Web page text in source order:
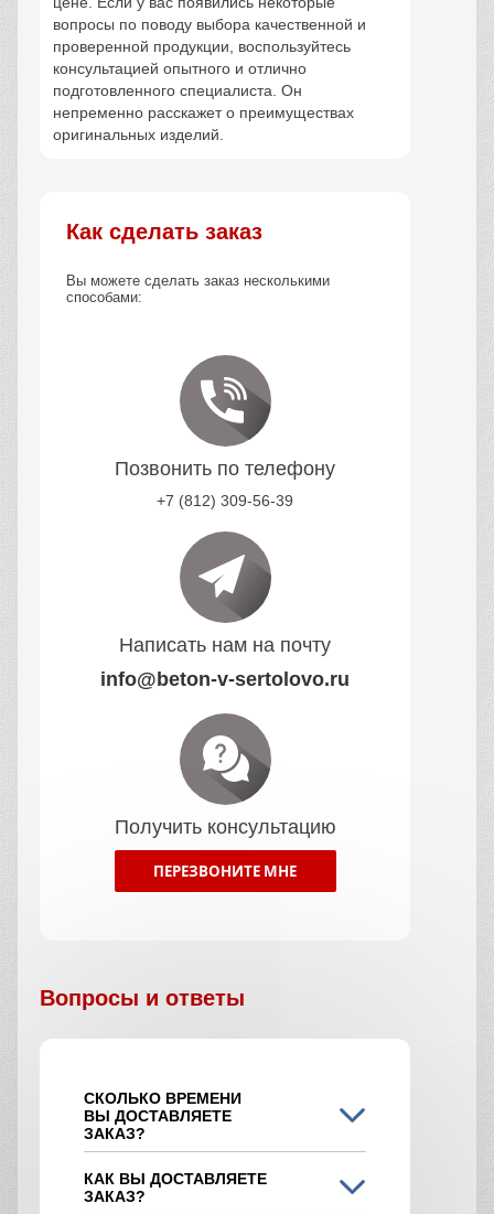
вопросы по поводу выбора качественной и
проверенной продукции, воспользуйтесь
консультацией опытного и отлично
подготовленного специалиста. Он
непременно расскажет о преимуществах
оригинальных изделий.
Как сделать заказ
Вы можете сделать заказ несколькими
способами:
Позвонить по телефону
+7 (812) 309-56-39
Написать нам на почту
info@beton-v-sertolovo.ru
Получить консультацию
ПЕРЕЗВОНИТЕ МНЕ
Вопросы и ответы
СКОЛЬКО ВРЕМЕНИ
ВЫ ДОСТАВЛЯЕТЕ
ЗАКАЗ?
КАК ВЫ ДОСТАВЛЯЕТЕ
ЗАКАЗ?